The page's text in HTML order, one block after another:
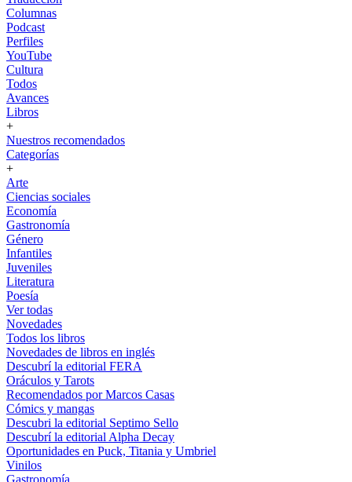
Columnas
Podcast
Perfiles
YouTube
Cultura
Todos
Avances
Libros
+
Nuestros recomendados
Categorías
+
Arte
Ciencias sociales
Economía
Gastronomía
Género
Infantiles
Juveniles
Literatura
Poesía
Ver todas
Novedades
Todos los libros
Novedades de libros en inglés
Descubrí la editorial FERA
Oráculos y Tarots
Recomendados por Marcos Casas
Cómics y mangas
Descubri la editorial Septimo Sello
Descubrí la editorial Alpha Decay
Oportunidades en Puck, Titania y Umbriel
Vinilos
Gastronomía